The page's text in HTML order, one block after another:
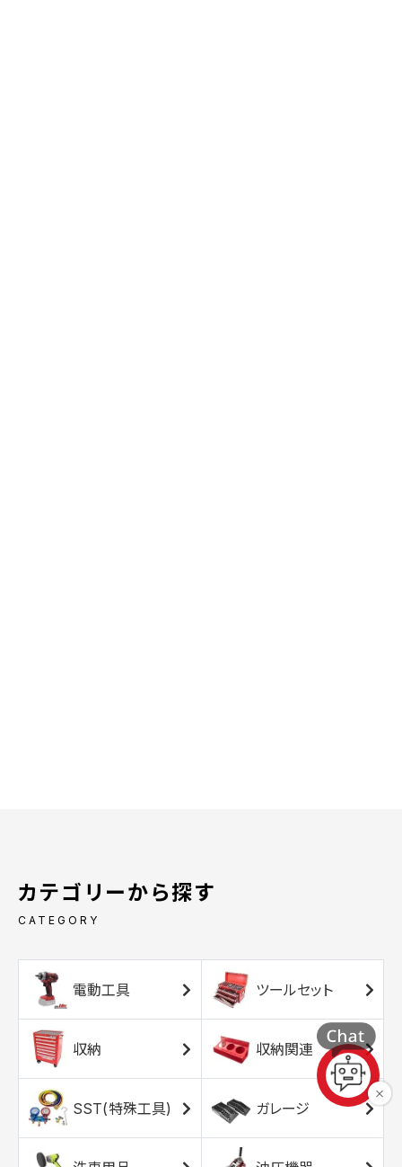
カテゴリーから探す
CATEGORY
電動工具 ツールセット
収納 収納関連
SST(特殊工具) ガレージ